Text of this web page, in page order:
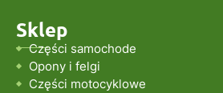
Sklep
Części samochode
Opony i felgi
Części motocyklowe